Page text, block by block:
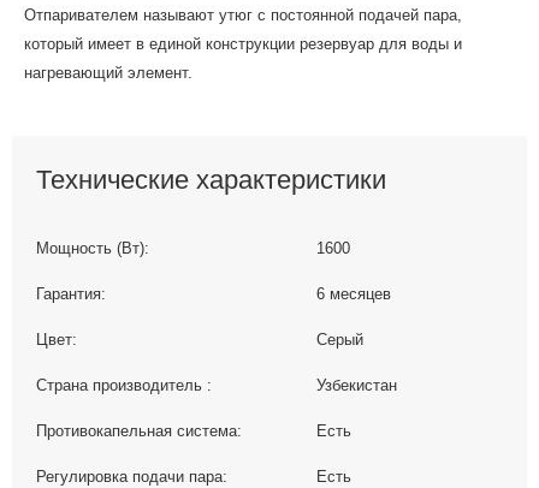
Отпаривателем называют утюг с постоянной подачей пара,
который имеет в единой конструкции резервуар для воды и
нагревающий элемент.
Технические характеристики
Мощность (Вт): 1600
Гарантия: 6 месяцев
Цвет: Серый
Страна производитель : Узбекистан
Противокапельная система: Есть
Регулировка подачи пара: Есть